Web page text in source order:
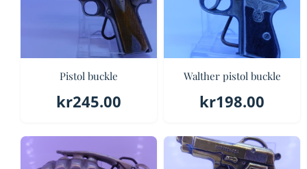
Pistol buckle
kr245.00
Walther pistol buckle
kr198.00